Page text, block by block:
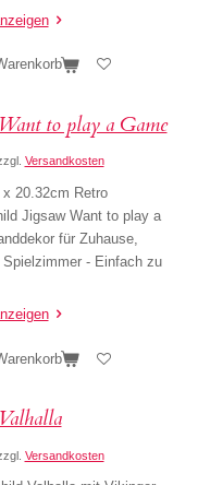
to play a Game
Versandkosten
20.32cm Retro
Jigsaw Want to play a
für Zuhause,
Spielzimmer - Einfach zu
Versandkosten